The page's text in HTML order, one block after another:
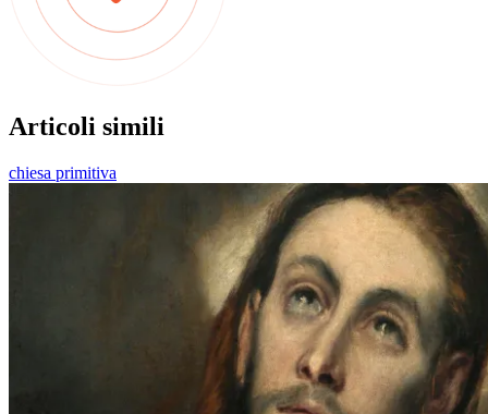
Articoli simili
chiesa primitiva